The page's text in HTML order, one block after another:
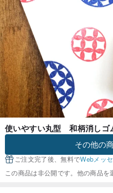
使いやすい丸型 和柄消しゴ
その他の
ご注文完了後、無料でWebメッ
この商品は非公開です。他の商品を